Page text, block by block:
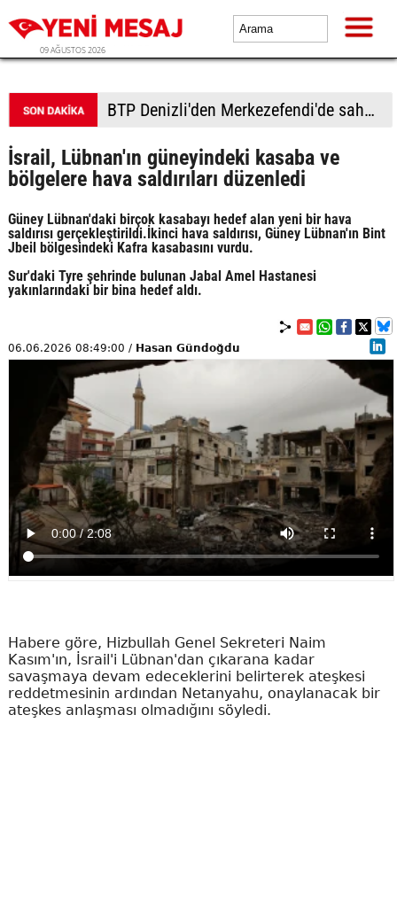
09 AĞUSTOS 2026
BTP Denizli'den Merkezefendi'de saha çalışması
İsrail, Lübnan'ın güneyindeki kasaba ve
bölgelere hava saldırıları düzenledi
Güney Lübnan'daki birçok kasabayı hedef alan yeni bir hava
saldırısı gerçekleştirildi.İkinci hava saldırısı, Güney Lübnan'ın Bint
Jbeil bölgesindeki Kafra kasabasını vurdu.
Sur'daki Tyre şehrinde bulunan Jabal Amel Hastanesi
yakınlarındaki bir bina hedef aldı.
06.06.2026 08:49:00 / Hasan Gündoğdu
Habere göre, Hizbullah Genel Sekreteri Naim
Kasım'ın, İsrail'i Lübnan'dan çıkarana kadar
savaşmaya devam edeceklerini belirterek ateşkesi
reddetmesinin ardından Netanyahu, onaylanacak bir
ateşkes anlaşması olmadığını söyledi.